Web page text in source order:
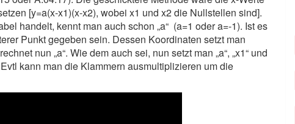
[y=a(x-x1)(x-x2), wobei x1 und x2 die Nullstellen sind].
handelt, kennt man auch schon „a“ (a=1 oder a=-1). Ist es
Punkt gegeben sein. Dessen Koordinaten setzt man
nun „a“. Wie dem auch sei, nun setzt man „a“, „x1“ und
kann man die Klammern ausmultiplizieren um die